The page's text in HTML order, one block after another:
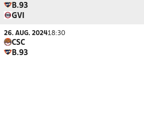
B.93
GVI
26. AUG. 202418:30
CSC
B.93